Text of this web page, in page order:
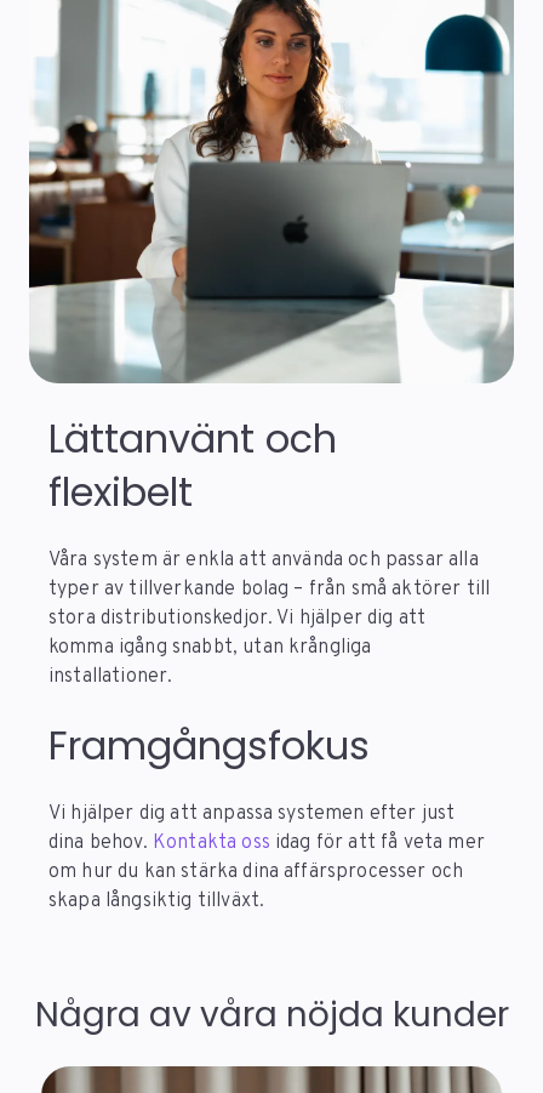
Lättanvänt och
flexibelt
Våra system är enkla att använda och passar alla
typer av tillverkande bolag – från små aktörer till
stora distributionskedjor. Vi hjälper dig att
komma igång snabbt, utan krångliga
installationer.
Framgångsfokus
Vi hjälper dig att anpassa systemen efter just
dina behov. Kontakta oss idag för att få veta mer
om hur du kan stärka dina affärsprocesser och
skapa långsiktig tillväxt.
Några av våra nöjda kunder